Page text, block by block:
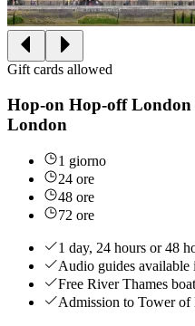
Gift cards allowed
Hop-on Hop-off
London
1 giorno
24 ore
48 ore
72 ore
1 day, 24 hours or 48
Audio guides available
Free River Thames
Admission to Tower of